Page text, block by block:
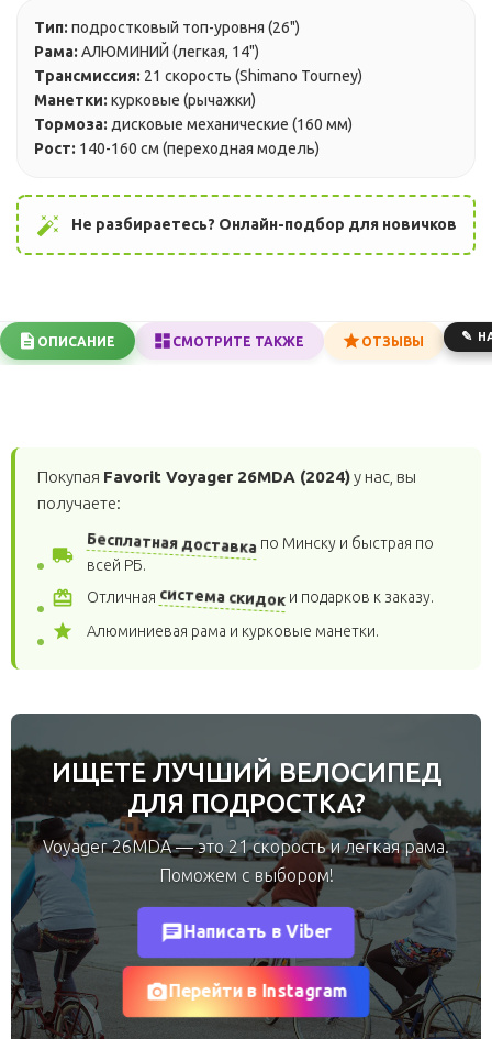
Тип: подростковый топ-уровня (26")
Рама: АЛЮМИНИЙ (легкая, 14")
Трансмиссия: 21 скорость (Shimano Tourney)
Манетки: курковые (рычажки)
Тормоза: дисковые механические (160 мм)
Рост: 140-160 см (переходная модель)
auto_fix_high Не разбираетесь? Онлайн-подбор для новичков
ОПИСАНИЕ СМОТРИТЕ ТАКЖЕ ОТЗЫВЫ
Покупая Favorit Voyager 26MDA (2024)у нас, вы
получаете:
local_shipping Бесплатная доставка по Минску и быстрая по
всей РБ.
card_giftcard Отличная система скидок и подарков к заказу.
star Алюминиевая рама и курковые манетки.
ИЩЕТЕ ЛУЧШИЙ ВЕЛОСИПЕД
ДЛЯ ПОДРОСТКА?
Voyager 26MDA — это 21 скорость и легкая рама.
Поможем с выбором!
chatНаписать в Viber
photo_cameraПерейти в Instagram